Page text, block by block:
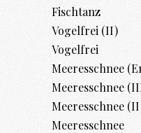
Fischtanz
Vogelfrei (II)
Vogelfrei
Meeresschnee
Meeresschnee
Meeresschnee
Meeresschnee